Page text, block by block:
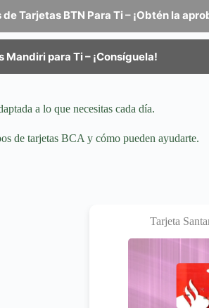
Tarjetas BTN Para Ti – ¡Obtén la
Mandiri para Ti – ¡Consíguela!
a lo que necesitas cada día.
de tarjetas BCA y cómo pueden ayudarte.
Tarjeta